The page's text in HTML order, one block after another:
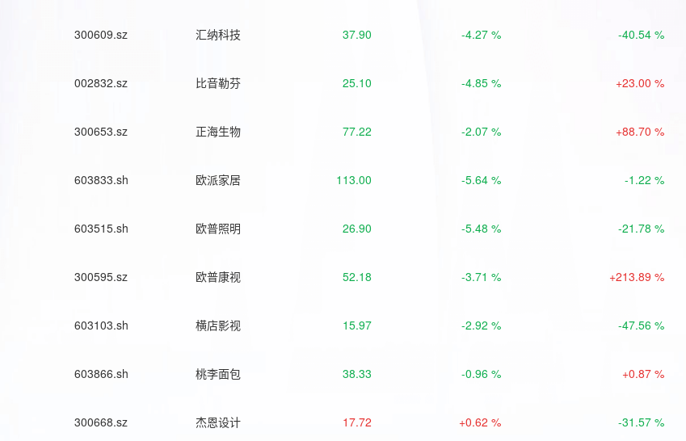
300609.sz 汇纳科技 37.90 -4.27 % -40.54 %
002832.sz 比音勒芬 25.10 -4.85 % +23.00 %
300653.sz 正海生物 77.22 -2.07 % +88.70 %
603833.sh 欧派家居 113.00 -5.64 % -1.22 %
603515.sh 欧普照明 26.90 -5.48 % -21.78 %
300595.sz 欧普康视 52.18 -3.71 % +213.89 %
603103.sh 横店影视 15.97 -2.92 % -47.56 %
603866.sh 桃李面包 38.33 -0.96 % +0.87 %
300668.sz 杰恩设计 17.72 +0.62 % -31.57 %